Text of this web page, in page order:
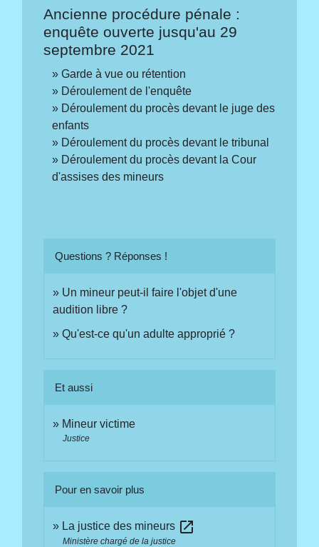
Ancienne procédure pénale :
enquête ouverte jusqu'au 29
septembre 2021
Garde à vue ou rétention
Déroulement de l'enquête
Déroulement du procès devant le juge des
enfants
Déroulement du procès devant le tribunal
Déroulement du procès devant la Cour
d'assises des mineurs
Questions ? Réponses !
Un mineur peut-il faire l'objet d'une
audition libre ?
Qu'est-ce qu'un adulte approprié ?
Et aussi
Mineur victime
Justice
Pour en savoir plus
La justice des mineurs open_in_new
Ministère chargé de la justice